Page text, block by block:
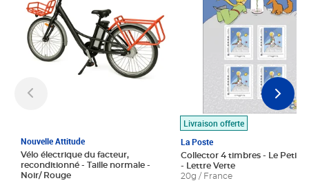
Nouvelle Attitude
Vélo électrique du facteur,
reconditionné - Taille normale -
Noir/ Rouge
Livraison offerte
La Poste
Collector 4 timbres - Le Petit
- Lettre Verte
20g / France